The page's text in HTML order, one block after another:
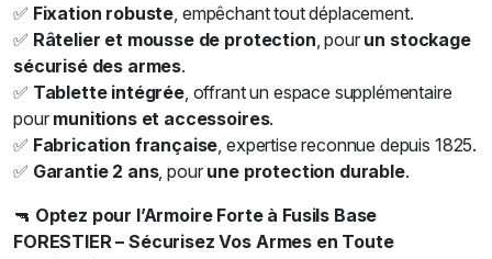
✅ Fixation robuste, empêchant tout déplacement.
✅ Râtelier et mousse de protection, pour un stockage
sécurisé des armes.
✅ Tablette intégrée, offrant un espace supplémentaire
pour munitions et accessoires.
✅ Fabrication française, expertise reconnue depuis 1825.
✅ Garantie 2 ans, pour une protection durable.
🔫 Optez pour l’Armoire Forte à Fusils Base
FORESTIER – Sécurisez Vos Armes en Toute